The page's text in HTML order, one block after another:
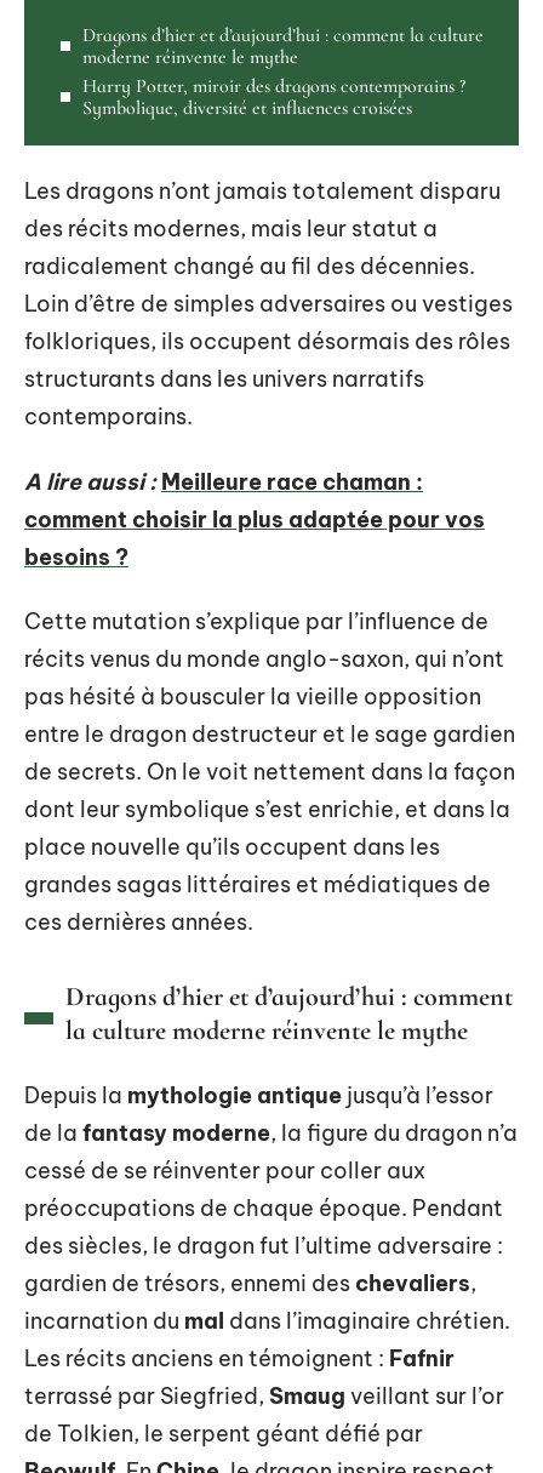
Dragons d’hier et d’aujourd’hui : comment la culture
moderne réinvente le mythe
Harry Potter, miroir des dragons contemporains ?
Symbolique, diversité et influences croisées
Les dragons n’ont jamais totalement disparu
des récits modernes, mais leur statut a
radicalement changé au fil des décennies.
Loin d’être de simples adversaires ou vestiges
folkloriques, ils occupent désormais des rôles
structurants dans les univers narratifs
contemporains.
A lire aussi : Meilleure race chaman :
comment choisir la plus adaptée pour vos
besoins ?
Cette mutation s’explique par l’influence de
récits venus du monde anglo-saxon, qui n’ont
pas hésité à bousculer la vieille opposition
entre le dragon destructeur et le sage gardien
de secrets. On le voit nettement dans la façon
dont leur symbolique s’est enrichie, et dans la
place nouvelle qu’ils occupent dans les
grandes sagas littéraires et médiatiques de
ces dernières années.
Dragons d’hier et d’aujourd’hui : comment
la culture moderne réinvente le mythe
Depuis la mythologie antique jusqu’à l’essor
de la fantasy moderne, la figure du dragon n’a
cessé de se réinventer pour coller aux
préoccupations de chaque époque. Pendant
des siècles, le dragon fut l’ultime adversaire :
gardien de trésors, ennemi des chevaliers,
incarnation du mal dans l’imaginaire chrétien.
Les récits anciens en témoignent : Fafnir
terrassé par Siegfried, Smaug veillant sur l’or
de Tolkien, le serpent géant défié par